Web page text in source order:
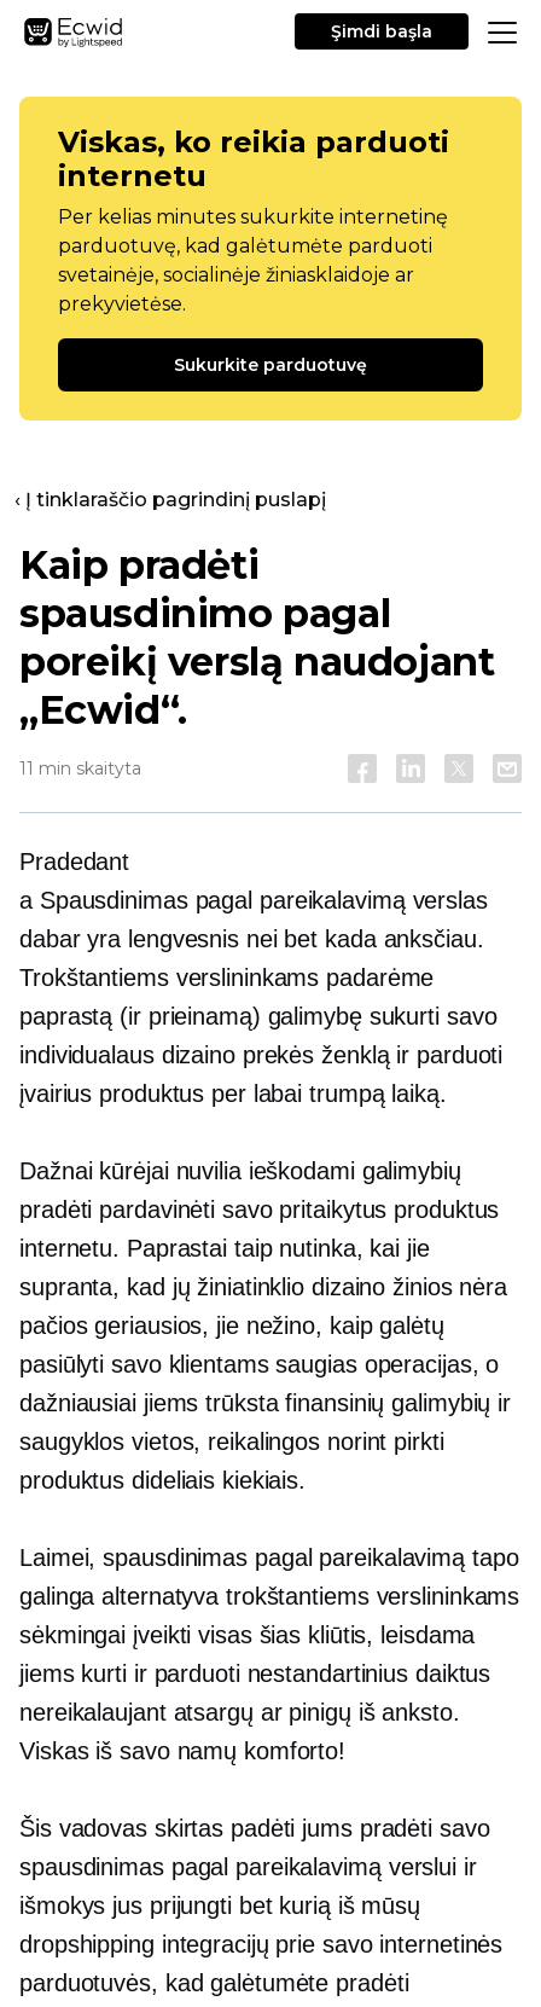
Şimdi başla
Viskas, ko reikia parduoti
internetu
Per kelias minutes sukurkite internetinę
parduotuvę, kad galėtumėte parduoti
svetainėje, socialinėje žiniasklaidoje ar
prekyvietėse.
Sukurkite parduotuvę
‹ Į tinklaraščio pagrindinį puslapį
Kaip pradėti
spausdinimo pagal
poreikį verslą naudojant
„Ecwid“.
11 min skaityta
Pradedant
a Spausdinimas pagal pareikalavimąverslas
dabar yra lengvesnis nei bet kada anksčiau.
Trokštantiems verslininkams padarėme
paprastą (ir prieinamą) galimybę sukurti savo
individualaus dizaino prekės ženklą ir parduoti
įvairius produktus per labai trumpą laiką.
Dažnai kūrėjai nuvilia ieškodami galimybių
pradėti pardavinėti savo pritaikytus produktus
internetu. Paprastai taip nutinka, kai jie
supranta, kad jų žiniatinklio dizaino žinios nėra
pačios geriausios, jie nežino, kaip galėtų
pasiūlyti savo klientams saugias operacijas, o
dažniausiai jiems trūksta finansinių galimybių ir
saugyklos vietos, reikalingos norint pirkti
produktus dideliais kiekiais.
Laimei,spausdinimas pagal pareikalavimą tapo
galinga alternatyva trokštantiems verslininkams
sėkmingai įveikti visas šias kliūtis, leisdama
jiems kurti ir parduoti nestandartinius daiktus
nereikalaujant atsargų ar pinigų iš anksto.
Viskas iš savo namų komforto!
Šis vadovas skirtas padėti jums pradėti savo
spausdinimas pagal pareikalavimąverslui ir
išmokys jus prijungti bet kurią iš mūsų
dropshipping integracijų prie savo internetinės
parduotuvės, kad galėtumėte pradėti